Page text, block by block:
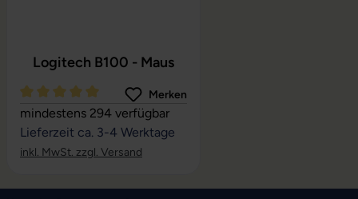
Logitech B100 - Maus
Durchschnittliche Bewertung von 5 von 5 Sternen
Merken
mindestens 294 verfügbar
Lieferzeit ca. 3-4 Werktage
inkl. MwSt. zzgl. Versand